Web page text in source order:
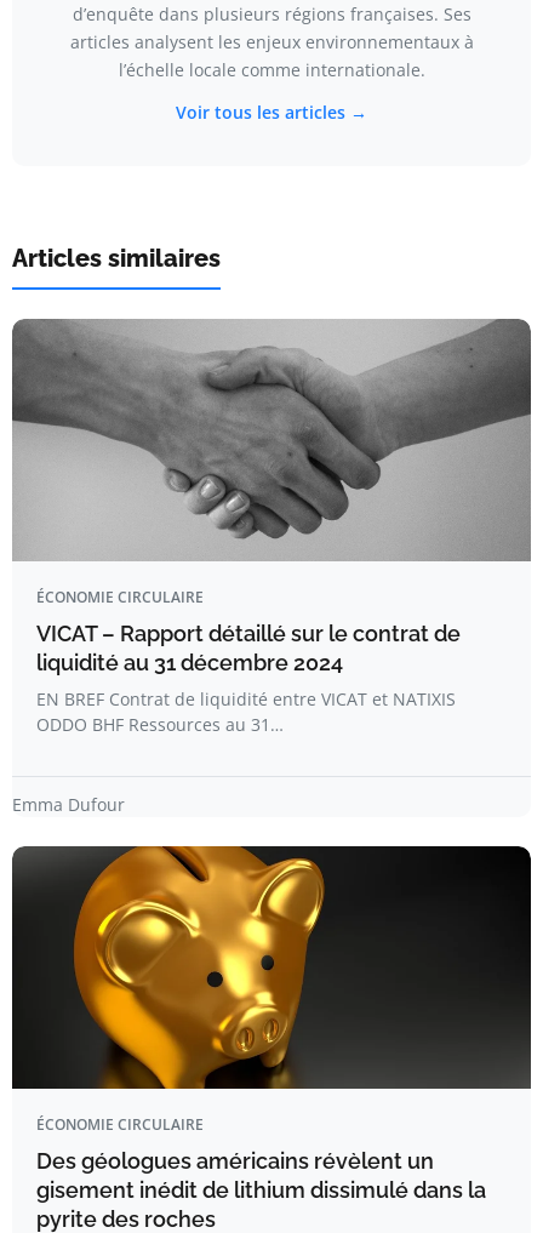
d’enquête dans plusieurs régions françaises. Ses
articles analysent les enjeux environnementaux à
l’échelle locale comme internationale.
Voir tous les articles →
Articles similaires
ÉCONOMIE CIRCULAIRE
VICAT – Rapport détaillé sur le contrat de
liquidité au 31 décembre 2024
EN BREF Contrat de liquidité entre VICAT et NATIXIS
ODDO BHF Ressources au 31…
Emma Dufour
ÉCONOMIE CIRCULAIRE
Des géologues américains révèlent un
gisement inédit de lithium dissimulé dans la
pyrite des roches